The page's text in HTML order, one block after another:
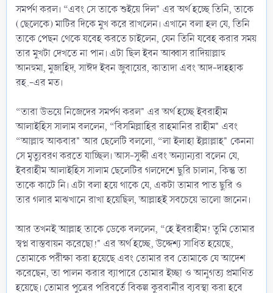
সমর্পণ করল। “এবং সে তাকে শুইয়ে দিল" এর অর্থ হচ্ছে তিনি, তাকে
(ছেলেকে) মাটির দিকে মুখ করে রাখলেন। এখানে বলা হল যে, তিনি
তাকে পেছন থেকে যবেহ করতে চাইলেন, যেন তিনি যবেহ করার সময়
তার মুখটা দেখতে না পান। এটা ছিল ইবন আব্বাস রাদিয়াল্লাহু
আনহুমা, মুজাহিদ, সাঈদ ইবন জুবায়ের, কাতাদা এবং আদ-দাহহাক
রহ.-এর মত।
“তারা উভয়ে নিজেদের সমর্পণ করল" এর অর্থ হচ্ছে ইবরাহীম
আলাইহিস সালাম বললেন, “বিসমিল্লাহির রাহমানির রাহীম" এবং
“আল্লাহু আকবার" আর ছেলেটি বললো, “লা ইলাহা ইল্লাল্লাহ" কেননা
সে মৃত্যুবরণ করতে যাচ্ছিল। আস-সুদ্দী এবং অন্যান্যরা বলেন যে,
ইবরাহীম আলাইহিস সালাম ছেলেটির গলদেশে ছুরি চালান, কিন্তু তা
তাকে কাটে নি। এটা বলা হয়ে থাকে যে, একটা তামার পাত ছুরি ও
তার গলার মাঝখানে রাখা হয়েছিল, আল্লাহই সবচেয়ে ভালো জানেন।
আর তখনই আল্লাহ তাকে ডেকে বললেন, “হে ইবরাহীম! তুমি তোমার
স্বপ্ন বাস্তবায়ন করেছো!" এর অর্থ হচ্ছে, উদ্দেশ্য সাধিত হয়েছে,
তোমাকে পরীক্ষা করা হয়েছে এবং তোমার রব তোমাকে যে আদেশ
করেছেন, তা পালন করার ব্যাপারে তোমার ইচ্ছা ও আনুগত্য প্রমাণিত
হয়েছে। তোমার পুত্রের পরিবর্তে বিকল্প কুরবানীর ব্যবস্থা করা হবে